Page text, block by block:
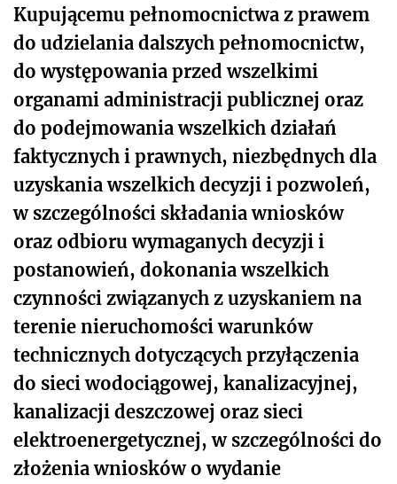
Kupującemu pełnomocnictwa z prawem
do udzielania dalszych pełnomocnictw,
do występowania przed wszelkimi
organami administracji publicznej oraz
do podejmowania wszelkich działań
faktycznych i prawnych, niezbędnych dla
uzyskania wszelkich decyzji i pozwoleń,
w szczególności składania wniosków
oraz odbioru wymaganych decyzji i
postanowień, dokonania wszelkich
czynności związanych z uzyskaniem na
terenie nieruchomości warunków
technicznych dotyczących przyłączenia
do sieci wodociągowej, kanalizacyjnej,
kanalizacji deszczowej oraz sieci
elektroenergetycznej, w szczególności do
złożenia wniosków o wydanie